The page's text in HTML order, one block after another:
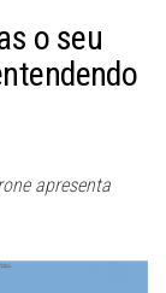
o seu
apresenta